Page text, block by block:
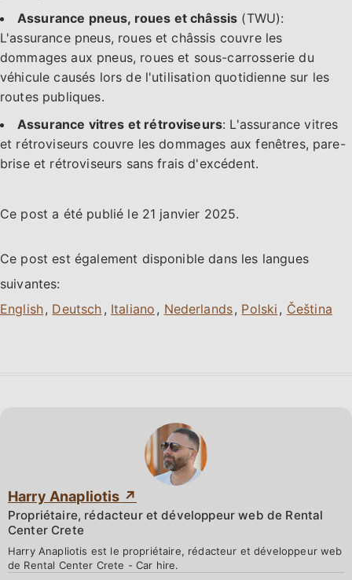
Assurance pneus, roues et châssis (TWU):
L'assurance pneus, roues et châssis couvre les
dommages aux pneus, roues et sous-carrosserie du
véhicule causés lors de l'utilisation quotidienne sur les
routes publiques.
Assurance vitres et rétroviseurs: L'assurance vitres
et rétroviseurs couvre les dommages aux fenêtres, pare-
brise et rétroviseurs sans frais d'excédent.
Ce post a été publié le 21 janvier 2025.
Ce post est également disponible dans les langues
suivantes:
,
, , , ,
Harry Anapliotis
Propriétaire, rédacteur et développeur web de Rental
Center Crete
Harry Anapliotis est le propriétaire, rédacteur et développeur web
de Rental Center Crete - Car hire.